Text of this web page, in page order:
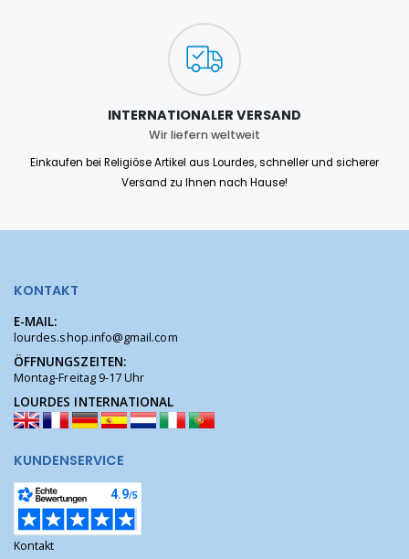
INTERNATIONALER VERSAND
Wir liefern weltweit
Einkaufen bei Religiöse Artikel aus Lourdes, schneller und sicherer
Versand zu Ihnen nach Hause!
KONTAKT
E-MAIL:
lourdes.shop.info@gmail.com
ÖFFNUNGSZEITEN:
Montag-Freitag 9-17 Uhr
LOURDES INTERNATIONAL
KUNDENSERVICE
Kontakt